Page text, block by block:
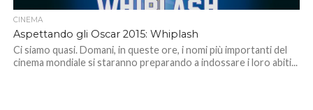
CINEMA
Aspettando gli Oscar 2015: Whiplash
Ci siamo quasi. Domani, in queste ore, i nomi più importanti del
cinema mondiale si staranno preparando a indossare i loro abiti...